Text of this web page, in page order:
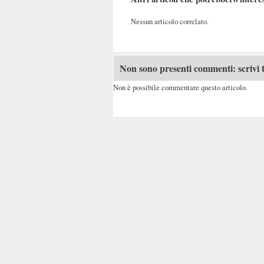
Nessun articolo correlato.
Non sono presenti commenti:
Non è possibile commentare questo articolo.